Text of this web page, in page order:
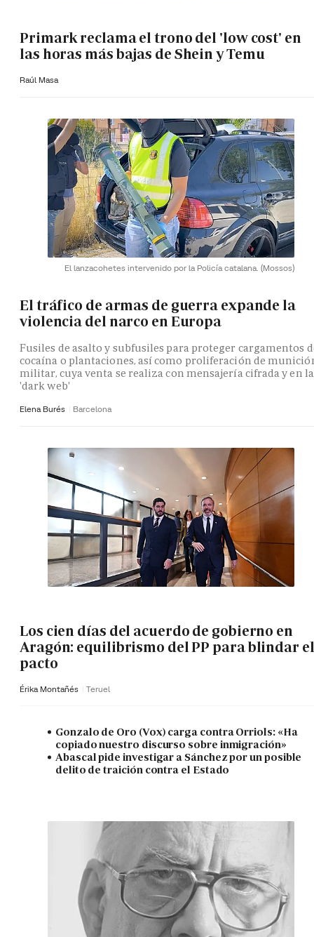
Primark reclama el trono del 'low cost' en
las horas más bajas de Shein y Temu
Raúl Masa
El lanzacohetes intervenido por la Policía catalana. (Mossos)
El tráfico de armas de guerra expande la
violencia del narco en Europa
Fusiles de asalto y subfusiles para proteger cargamentos
cocaína o plantaciones, así como proliferación de
militar, cuya venta se realiza con mensajería cifrada y en la
'dark web'
Elena Burés Barcelona
Los cien días del acuerdo de gobierno en
Aragón: equilibrismo del PP para blindar el
pacto
Érika Montañés Teruel
Gonzalo de Oro (Vox) carga contra Orriols: «Ha
copiado nuestro discurso sobre inmigración»
Abascal pide investigar a Sánchez por un posible
delito de traición contra el Estado